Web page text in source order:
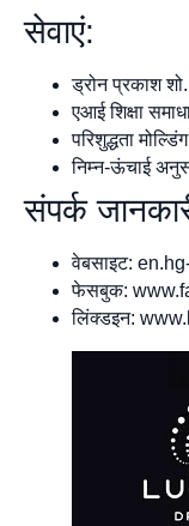
सेवाएं:
ड्रोन प्रकाश शो.
एआई शिक्षा
परिशुद्धता
निम्न-ऊंचाई
संपर्क
वेबसाइट:
फेसबुक:
लिंक्डइन: